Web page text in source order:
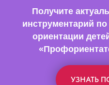
Получите
инструментарий
ориентации
УЗНАТЬ